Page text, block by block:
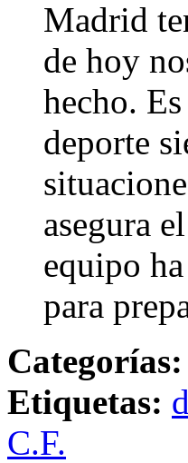
Madrid
de hoy
hecho.
deporte
asegura
equipo
para
Categorías:
Etiquetas:
C.F.